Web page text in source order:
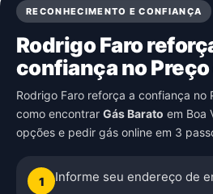
RECONHECIMENTO E CONFIANÇA
Rodrigo Faro
confiança no Preço
Rodrigo Faro reforça a confiança no
como encontrar Gás Barato em Boa
opções e pedir gás online em 3
1 Informe seu endereço de